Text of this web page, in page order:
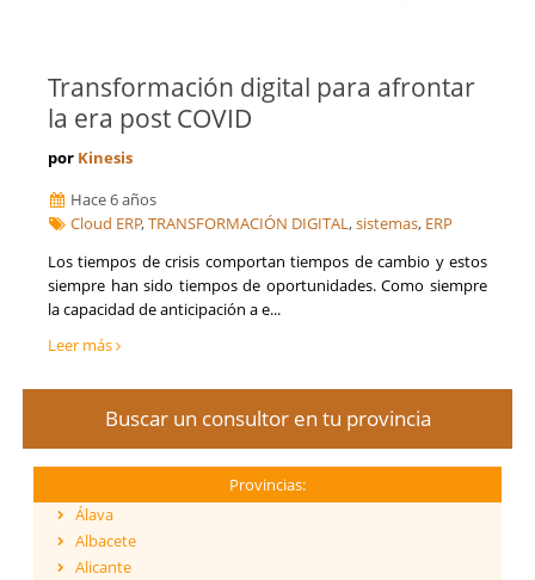
Transformación digital para afrontar
la era post COVID
por Kinesis
Hace 6 años
Cloud ERP,TRANSFORMACIÓN DIGITAL,sistemas, ERP
​Los tiempos de crisis comportan tiempos de cambio y estos
siempre han sido tiempos de oportunidades. Como siempre
la capacidad de anticipación a e...
Leer más
Buscar un consultor en tu provincia
Provincias:
Álava
Albacete
Alicante